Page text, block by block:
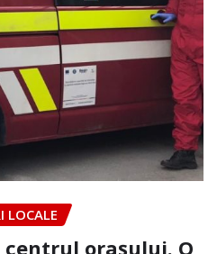
LOCALE
centrul orașului. O